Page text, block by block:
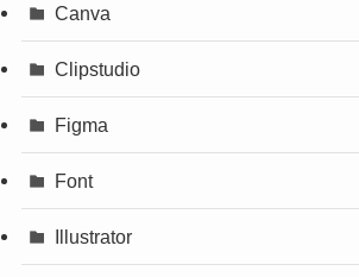
Canva
Clipstudio
Figma
Font
Illustrator